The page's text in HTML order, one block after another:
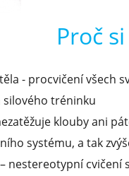
Proč
- procvičení všech
tréninku
klouby ani
systému, a tak
nestereotypní